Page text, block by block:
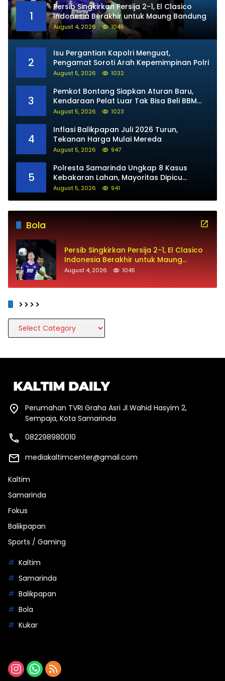
1
Persib Singkirkan Persija 2-1, El Clasico
Indonesia Berakhir untuk Maung Bandung
August 4, 2026 1045
2
Isu Pergantian Kapolri Menguat,
Pengamat Soroti Arah Kepemimpinan Polri
August 5, 2026 1032
3
Pemkot Bontang Siapkan Aturan Baru,
Kendaraan Pelat Luar Tak Bisa Beli BBM
Subsidi
August 5, 2026 1023
4
Inflasi Balikpapan Juli 2026 Turun,
Tekanan Harga Mulai Mereda
August 5, 2026 947
5
Polresta Samarinda Ungkap 8 Kasus
Kebakaran Lahan, Mayoritas Dipicu
Kelalaian Warga
August 5, 2026 941
Bola
Persib Singkirkan Persija 2-1, El Clasico
Indonesia Berakhir untuk Maung
Bandung
August 4, 2026 1045
>>>>
>>>>
Perumahan TVRI Graha Asri Jl Wahid Hasyim 2,
Sempaja, Kota Samarinda
082298980010
mediakaltimcenter@gmail.com
Kaltim
Samarinda
Fokus
Balikpapan
Sports / Gaming
Kaltim
Samarinda
Balikpapan
Bola
Kukar